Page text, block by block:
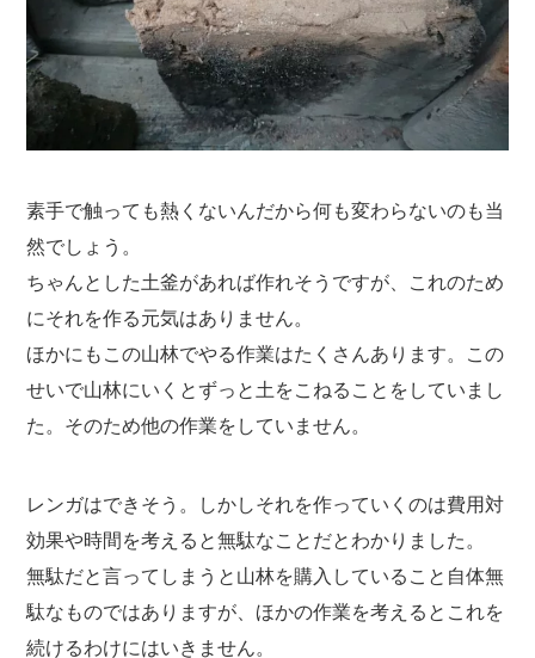
素手で触っても熱くないんだから何も変わらないのも当
然でしょう。
ちゃんとした土釜があれば作れそうですが、これのため
にそれを作る元気はありません。
ほかにもこの山林でやる作業はたくさんあります。この
せいで山林にいくとずっと土をこねることをしていまし
た。そのため他の作業をしていません。
レンガはできそう。しかしそれを作っていくのは費用対
効果や時間を考えると無駄なことだとわかりました。
無駄だと言ってしまうと山林を購入していること自体無
駄なものではありますが、ほかの作業を考えるとこれを
続けるわけにはいきません。